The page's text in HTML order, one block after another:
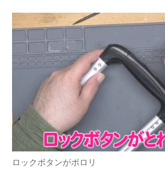
ロックボタンがポロリ